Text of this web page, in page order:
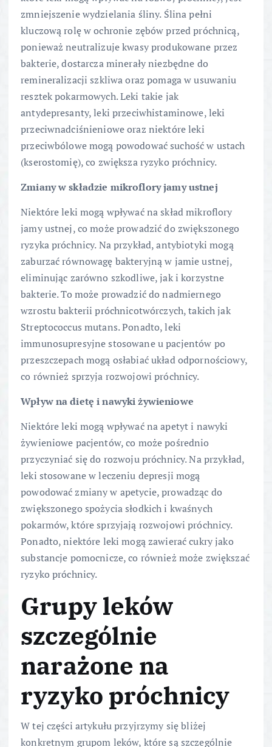
zmniejszenie wydzielania śliny. Ślina pełni
kluczową rolę w ochronie zębów przed próchnicą,
ponieważ neutralizuje kwasy produkowane przez
bakterie, dostarcza minerały niezbędne do
remineralizacji szkliwa oraz pomaga w usuwaniu
resztek pokarmowych. Leki takie jak
antydepresanty, leki przeciwhistaminowe, leki
przeciwnadciśnieniowe oraz niektóre leki
przeciwbólowe mogą powodować suchość w ustach
(kserostomię), co zwiększa ryzyko próchnicy.
Zmiany w składzie mikroflory jamy ustnej
Niektóre leki mogą wpływać na skład mikroflory
jamy ustnej, co może prowadzić do zwiększonego
ryzyka próchnicy. Na przykład, antybiotyki mogą
zaburzać równowagę bakteryjną w jamie ustnej,
eliminując zarówno szkodliwe, jak i korzystne
bakterie. To może prowadzić do nadmiernego
wzrostu bakterii próchnicotwórczych, takich jak
Streptococcus mutans. Ponadto, leki
immunosupresyjne stosowane u pacjentów po
przeszczepach mogą osłabiać układ odpornościowy,
co również sprzyja rozwojowi próchnicy.
Wpływ na dietę i nawyki żywieniowe
Niektóre leki mogą wpływać na apetyt i nawyki
żywieniowe pacjentów, co może pośrednio
przyczyniać się do rozwoju próchnicy. Na przykład,
leki stosowane w leczeniu depresji mogą
powodować zmiany w apetycie, prowadząc do
zwiększonego spożycia słodkich i kwaśnych
pokarmów, które sprzyjają rozwojowi próchnicy.
Ponadto, niektóre leki mogą zawierać cukry jako
substancje pomocnicze, co również może zwiększać
ryzyko próchnicy.
Grupy leków
szczególnie
narażone na
ryzyko próchnicy
W tej części artykułu przyjrzymy się bliżej
konkretnym grupom leków, które są szczególnie